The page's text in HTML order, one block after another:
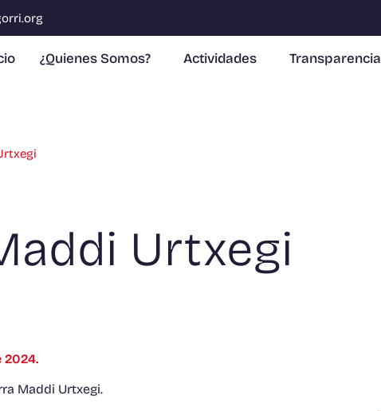
¿Quienes Somos? Actividades Transparencia
Urtxegi
2024.
Maddi Urtxegi.